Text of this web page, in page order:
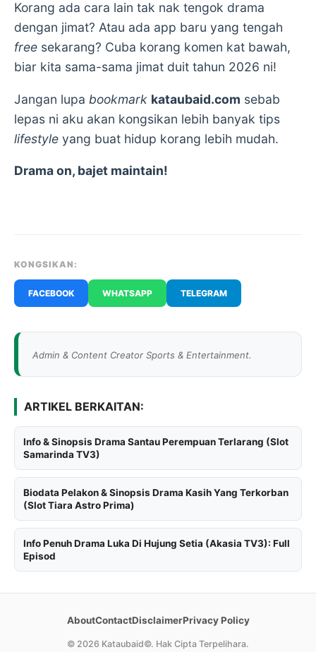
Korang ada cara lain tak nak tengok drama
dengan jimat? Atau ada app baru yang tengah
free sekarang? Cuba korang komen kat bawah,
biar kita sama-sama jimat duit tahun 2026 ni!
Jangan lupa bookmark kataubaid.com sebab
lepas ni aku akan kongsikan lebih banyak tips
lifestyle yang buat hidup korang lebih mudah.
Drama on, bajet maintain!
KONGSIKAN:
FACEBOOK WHATSAPP TELEGRAM
Admin & Content Creator Sports & Entertainment.
ARTIKEL BERKAITAN:
Info & Sinopsis Drama Santau Perempuan Terlarang (Slot
Samarinda TV3)
Biodata Pelakon & Sinopsis Drama Kasih Yang Terkorban
(Slot Tiara Astro Prima)
Info Penuh Drama Luka Di Hujung Setia (Akasia TV3): Full
Episod
AboutContactDisclaimerPrivacy Policy
© 2026 Kataubaid©. Hak Cipta Terpelihara.